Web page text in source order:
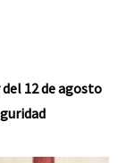
12 de agosto